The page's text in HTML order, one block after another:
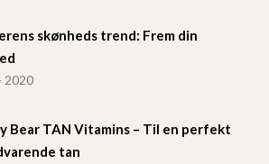
skønheds trend: Frem din
2020
Bear TAN Vitamins – Til en perfekt
tan